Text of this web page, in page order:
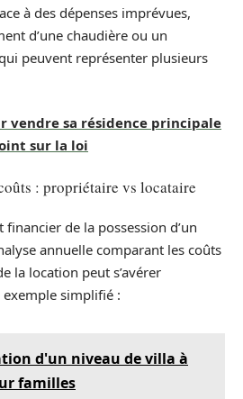
à des dépenses imprévues,
d’une chaudière ou un
peuvent représenter plusieurs
vendre sa résidence principale
sur la loi
: propriétaire vs locataire
de la possession d’un
annuelle comparant les coûts
la location peut s’avérer
simplifié :
d'un niveau de villa à
familles